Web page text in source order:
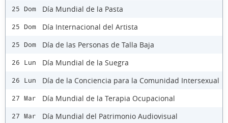
25 Dom Día Mundial de la Pasta
25 Dom Día Internacional del Artista
25 Dom Día de las Personas de Talla Baja
26 Lun Día Mundial de la Suegra
26 Lun Día de la Conciencia para la Comunidad Intersexual
27 Mar Día Mundial de la Terapia Ocupacional
27 Mar Día Mundial del Patrimonio Audiovisual